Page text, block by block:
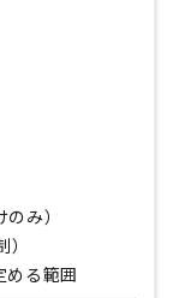
み）
る範囲